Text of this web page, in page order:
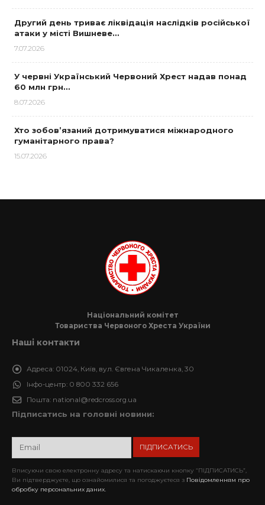
Другий день триває ліквідація наслідків російської
атаки у місті Вишневе…
7.07.2026
У червні Український Червоний Хрест надав понад
60 млн грн…
8.07.2026
Хто зобов’язаний дотримуватися міжнародного
гуманітарного права?
15.07.2026
Національний комітет
Товариства Червоного Хреста України
Наші контакти
Адреса: 01024, Київ, вул. Євгена Чикаленка, 30
Інфо-центр: 0 800 332 656
Пошта: national@redcross.org.ua
Підписатись на головні новини:
Вписуючи свою електронну адресу та натискаючи кнопку “ПІДПИСАТИСЬ”,
Ви підтверджуєте, що ознайомилися та погоджуєтеся з Повідомленням про
обробку персональних даних.